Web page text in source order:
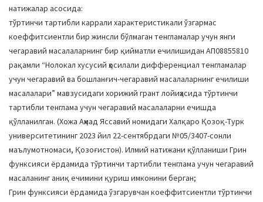
натижалар асосида:
тўртинчи тартибли каррали характеристикали ўзгармас
коеффитсиентли бир жинсли бўлмаган тенгламалар учун янги
чегаравий масалаларнинг бир қийматли ечилишидан АП08855810
рақамли “Нолокал хусусий ҳосилали дифференциал тенгламалар
учун чегаравий ва бошланғич-чегаравий масалаларнинг ечилиши
масалалари” мавзусидаги хорижий грант лойиҳасида тўртинчи
тартибли тенглама учун чегаравий масалаларни ечишда
қўлланилган. (Хожа Аҳмад Яссавий номидаги Халқаро Қозоқ-Турк
университетининг 2023 йил 22-сентябрдаги №05/3407-сонли
маълумотномаси, Қозоғистон). Илмий натижани қўлланиши Грин
функсияси ёрдамида тўртинчи тартибли тенглама учун чегаравий
масаланинг аниқ ечимини қуриш имконини берган;
Грин функсияси ёрдамида ўзгарувчан коеффитсиентли тўртинчи